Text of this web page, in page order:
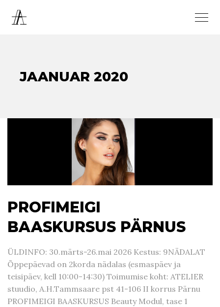
JAANUAR 2020
PROFIMEIGI
BAASKURSUS PÄRNUS
ÜLDINFO: 30.märts-26.mai 2026 Kestus: 9NÄDALAT
Õppepäevad on 2korda nädalas (esmaspäev ja
teisipäev, kell 10:00-14:30) Toimumise koht: ATELIER
stuudio, A.H.Tammsaare pst 41-106 II korrus Pärnu
PROFIMEIGI BAASKURSUS Beauty Modul, tase 1